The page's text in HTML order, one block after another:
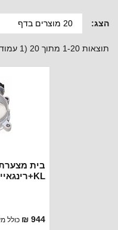
הצג:
תוצאות 1-20 מתוך 20 (1 עמודים)
בית מצערת
944 ₪ כולל